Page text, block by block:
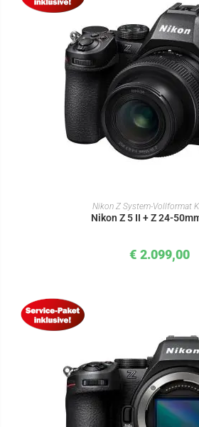
IN DEN
Nikon Z System-Vollformat
Nikon Z 5 II + Z 24-
€ 2.099,00